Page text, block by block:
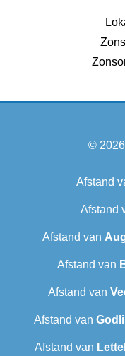
© 2026
Afstand
Afstand
Afstand van
Afstand van
Afstand van
Afstand van
Afstand van